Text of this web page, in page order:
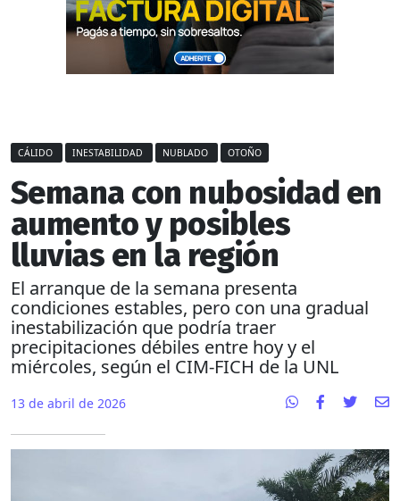
CÁLIDO INESTABILIDAD NUBLADO OTOÑO
Semana con nubosidad en
aumento y posibles
lluvias en la región
El arranque de la semana presenta
condiciones estables, pero con una gradual
inestabilización que podría traer
precipitaciones débiles entre hoy y el
miércoles, según el CIM-FICH de la UNL
13 de abril de 2026